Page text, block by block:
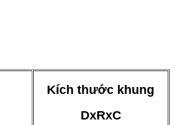
Kích thước khung
DxRxC